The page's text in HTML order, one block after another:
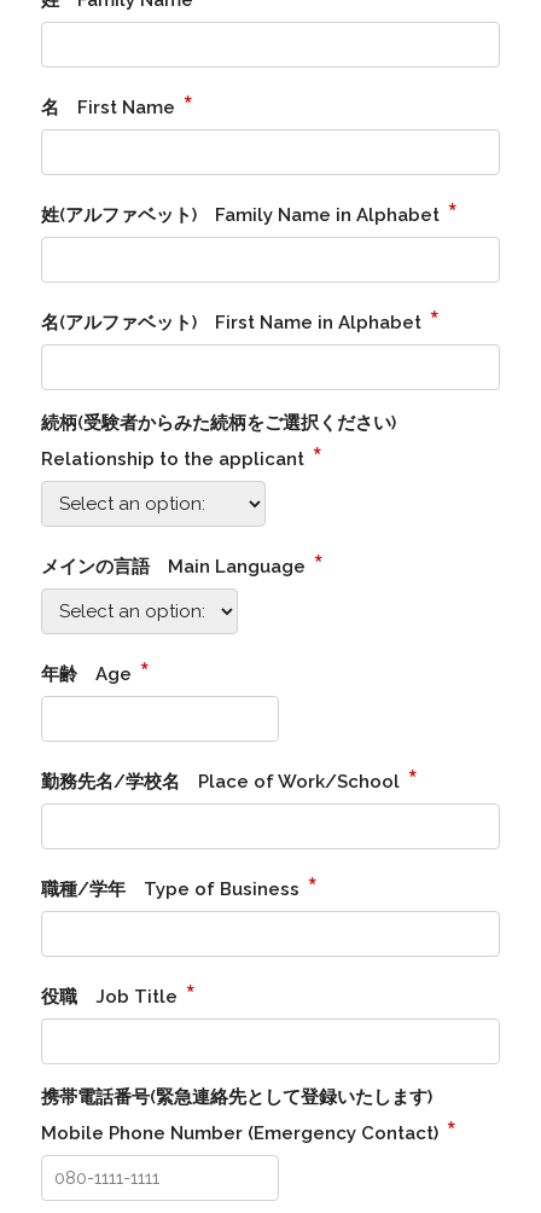
名 First Name *
姓(アルファベット) Family Name in Alphabet *
名(アルファベット) First Name in Alphabet *
続柄(受験者からみた続柄をご選択ください)
Relationship to the applicant *
メインの言語 Main Language *
年齢 Age *
勤務先名/学校名 Place of Work/School *
職種/学年 Type of Business *
役職 Job Title *
携帯電話番号(緊急連絡先として登録いたします)
Mobile Phone Number (Emergency Contact) *